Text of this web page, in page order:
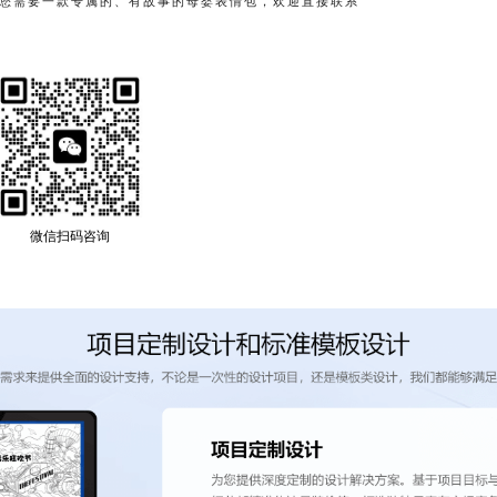
微信扫码咨询